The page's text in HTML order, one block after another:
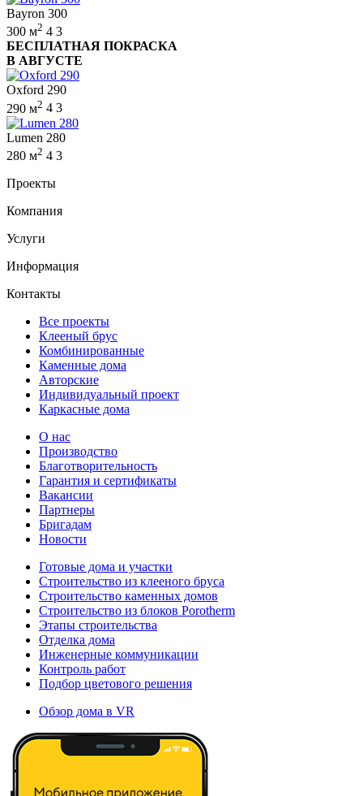
Bayron 300
300 м2 4 3
БЕСПЛАТНАЯ ПОКРАСКА
В АВГУСТЕ
Oxford 290
290 м2 4 3
Lumen 280
280 м2 4 3
Проекты
Компания
Услуги
Информация
Контакты
Все проекты
Клееный брус
Комбинированные
Каменные дома
Авторские
Индивидуальный проект
Каркасные дома
О нас
Производство
Благотворительность
Гарантия и сертификаты
Вакансии
Партнеры
Бригадам
Новости
Готовые дома и участки
Строительство из клееного бруса
Строительство каменных домов
Строительство из блоков Porotherm
Этапы строительства
Отделка дома
Инженерные коммуникации
Контроль работ
Подбор цветового решения
Обзор дома в VR